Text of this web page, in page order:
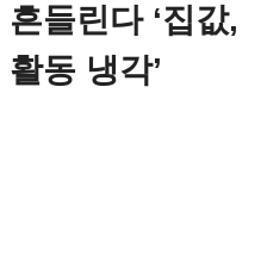
들린다 ‘집값,
동 냉각’